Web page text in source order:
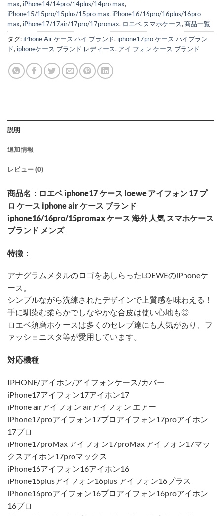
max, iPhone14/14pro/14plus/14pro max,
iPhone15/15pro/15plus/15pro max, iPhone16/16pro/16plus/16pro
max, iPhone17/17air/17pro/17promax, ロエベ スマホケース, 商品一覧
タグ: iPhone Air ケース ハイ ブランド, iphone17pro ケース ハイブラン
ド, iphoneケース ブランド レディース, アイ フォン ケース ブランド
説明
追加情報
レビュー (0)
商品名：ロエベ iphone17 ケース loewe アイフォン 17 プ
ロ ケース iphone air ケース ブランド
iphone16/16pro/15promax ケース 海外 人気 スマホケース
ブランド メンズ
特徴：
アナグラムメタルのロゴをあしらったLOEWEのiPhoneケ
ース。
シンプルながら洗練されたデザインで上質感を味わえる！
手に馴染む柔らかでしなやかな合皮は使い心地も◎
ロエベ須磨ホケースは多くのセレブ達にも人気があり、フ
ァッショニスタ等が愛用しています。
対応機種
IPHONE/アイホン/アイフォンケース/カバー
iPhone17アイフォン17アイホン17
iPhone airアイフォン airアイフォン エアー
iPhone17proアイフォン17プロアイフォン17proアイホン
17プロ
iPhone17proMax アイフォン17proMax アイフォン17マッ
クスアイホン17proマックス
iPhone16アイフォン16アイホン16
iPhone16plusアイフォン16plus アイフォン16プラス
iPhone16proアイフォン16プロアイフォン16proアイホン
16プロ